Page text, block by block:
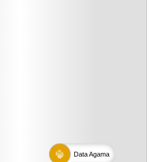
DataAgama